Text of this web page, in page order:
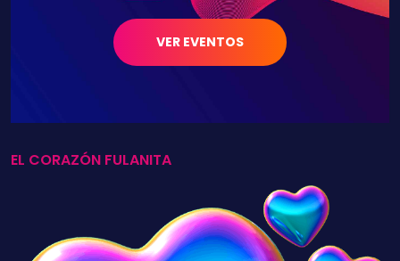
VER EVENTOS
EL CORAZÓN FULANITA